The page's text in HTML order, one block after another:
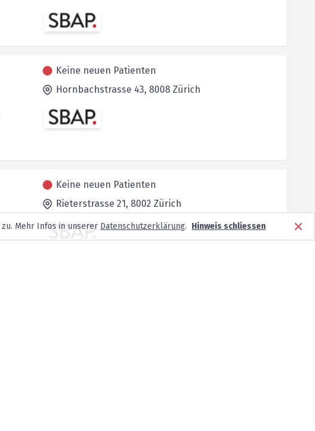
Keine neuen Patienten
Hornbachstrasse 43, 8008 Zürich
Keine neuen Patienten
Rieterstrasse 21, 8002 Zürich
zu. Mehr Infos in unserer Datenschutzerklärung. Hinweis schliessen